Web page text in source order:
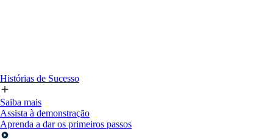
Histórias de Sucesso
Saiba mais
Assista à demonstração
Aprenda a dar os primeiros passos